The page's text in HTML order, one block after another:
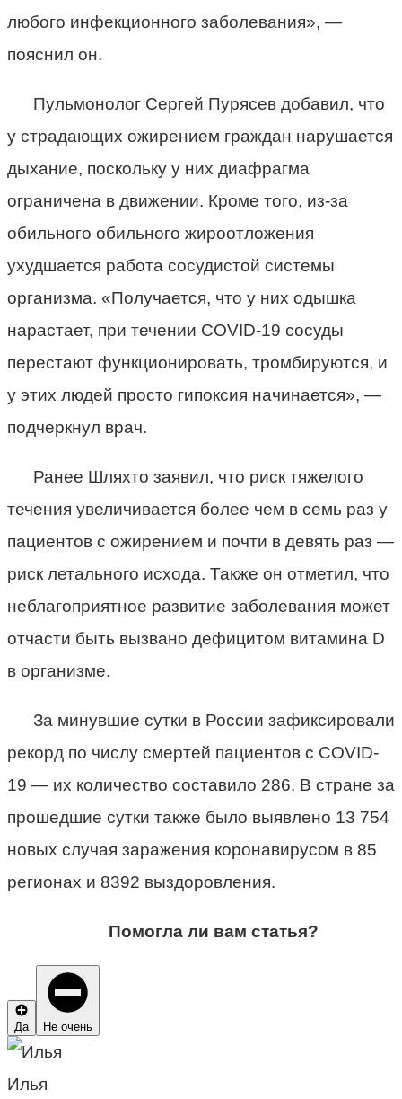
любого инфекционного заболевания», —
пояснил он.
Пульмонолог Сергей Пурясев добавил, что
у страдающих ожирением граждан нарушается
дыхание, поскольку у них диафрагма
ограничена в движении. Кроме того, из-за
обильного обильного жироотложения
ухудшается работа сосудистой системы
организма. «Получается, что у них одышка
нарастает, при течении COVID-19 сосуды
перестают функционировать, тромбируются, и
у этих людей просто гипоксия начинается», —
подчеркнул врач.
Ранее Шляхто заявил, что риск тяжелого
течения увеличивается более чем в семь раз у
пациентов с ожирением и почти в девять раз —
риск летального исхода. Также он отметил, что
неблагоприятное развитие заболевания может
отчасти быть вызвано дефицитом витамина D
в организме.
За минувшие сутки в России зафиксировали
рекорд по числу смертей пациентов с COVID-
19 — их количество составило 286. В стране за
прошедшие сутки также было выявлено 13 754
новых случая заражения коронавирусом в 85
регионах и 8392 выздоровления.
Помогла ли вам статья?
Да Не очень
Илья